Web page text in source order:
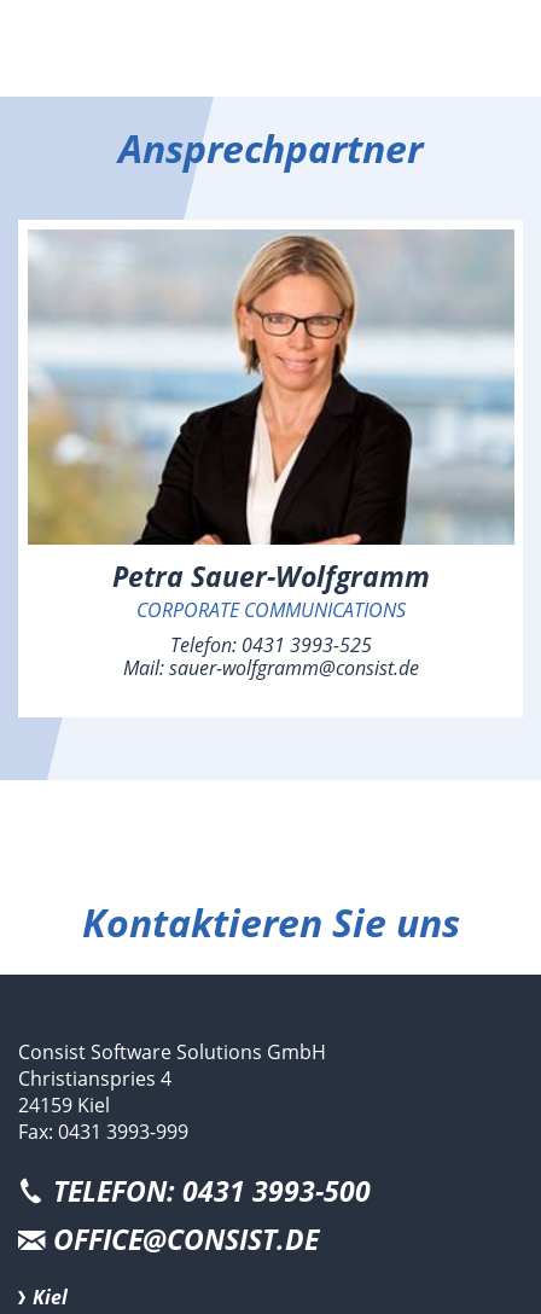
Ansprechpartner
Petra Sauer-Wolfgramm
CORPORATE COMMUNICATIONS
Telefon: 0431 3993-525
Mail:sauer-wolfgramm@consist.de
Kontaktieren Sie uns
Consist Software Solutions GmbH
Christianspries 4
24159 Kiel
Fax: 0431 3993-999
TELEFON: 0431 3993-500
OFFICE@CONSIST.DE
Kiel